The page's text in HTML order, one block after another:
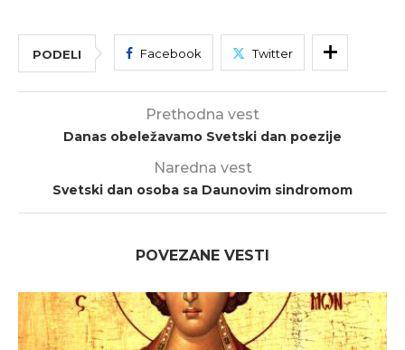
PODELI Facebook Twitter
Prethodna vest
Danas obeležavamo Svetski dan poezije
Naredna vest
Svetski dan osoba sa Daunovim sindromom
POVEZANE VESTI